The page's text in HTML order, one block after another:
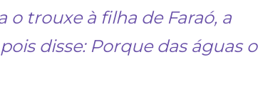
o trouxe à filha de Faraó, a
disse: Porque das águas o